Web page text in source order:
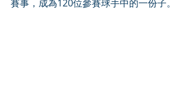
賽事，成為120位參賽球手中的一份子。